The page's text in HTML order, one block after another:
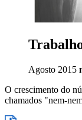
Agosto 2015
O crescimento do
chamados "nem-